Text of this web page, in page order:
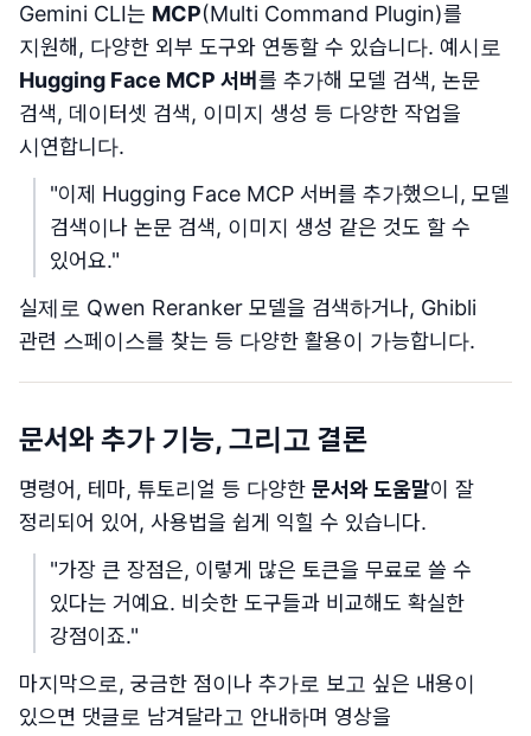
Gemini CLI는 MCP(Multi Command Plugin)를
지원해, 다양한 외부 도구와 연동할 수 있습니다. 예시로
Hugging Face MCP 서버를 추가해 모델 검색, 논문
검색, 데이터셋 검색, 이미지 생성 등 다양한 작업을
시연합니다.
"이제 Hugging Face MCP 서버를 추가했으니, 모델
검색이나 논문 검색, 이미지 생성 같은 것도 할 수
있어요."
실제로 Qwen Reranker 모델을 검색하거나, Ghibli
관련 스페이스를 찾는 등 다양한 활용이 가능합니다.
문서와 추가 기능, 그리고 결론
명령어, 테마, 튜토리얼 등 다양한 문서와 도움말이 잘
정리되어 있어, 사용법을 쉽게 익힐 수 있습니다.
"가장 큰 장점은, 이렇게 많은 토큰을 무료로 쓸 수
있다는 거예요. 비슷한 도구들과 비교해도 확실한
강점이죠."
마지막으로, 궁금한 점이나 추가로 보고 싶은 내용이
있으면 댓글로 남겨달라고 안내하며 영상을